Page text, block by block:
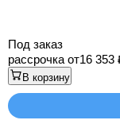
Под заказ
рассрочка от16 353
В корзину